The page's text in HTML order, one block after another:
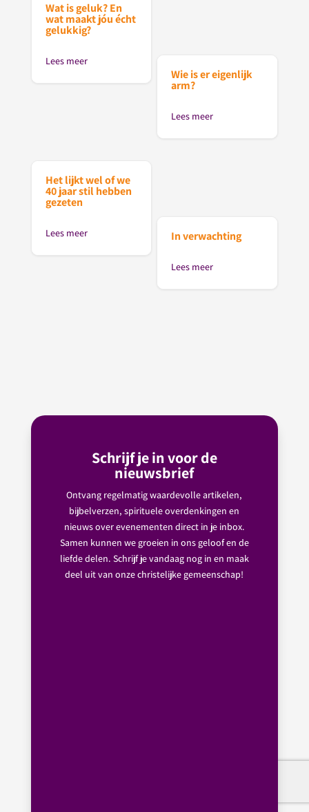
Wat is geluk? En
wat maakt jóu écht
gelukkig?
Lees meer
Wie is er eigenlijk
arm?
Lees meer
Het lijkt wel of we
40 jaar stil hebben
gezeten
Lees meer In verwachting
Lees meer
Schrijf je in voor de
nieuwsbrief
Ontvang regelmatig waardevolle artikelen,
bijbelverzen, spirituele overdenkingen en
nieuws over evenementen direct in je inbox.
Samen kunnen we groeien in ons geloof en de
liefde delen. Schrijf je vandaag nog in en maak
deel uit van onze christelijke gemeenschap!